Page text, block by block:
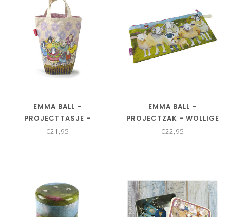
EMMA BALL -
PROJECTTASJE -
SCHAPEN MET SWEATER
€21,95
EMMA BALL -
PROJECTZAK - WOLLIGE
SCHAAPJES 42 X 20 CM
€22,95